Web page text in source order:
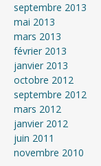
septembre 2013
mai 2013
mars 2013
février 2013
janvier 2013
octobre 2012
septembre 2012
mars 2012
janvier 2012
juin 2011
novembre 2010